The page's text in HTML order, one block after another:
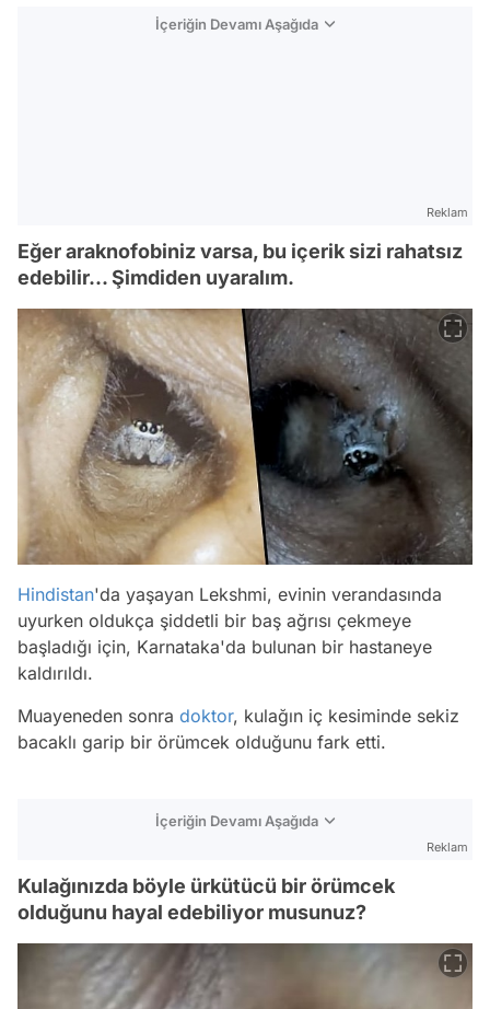
İçeriğin Devamı Aşağıda
Reklam
Eğer araknofobiniz varsa, bu içerik sizi rahatsız
edebilir... Şimdiden uyaralım.
Hindistan'da yaşayan Lekshmi, evinin verandasında
uyurken oldukça şiddetli bir baş ağrısı çekmeye
başladığı için, Karnataka'da bulunan bir hastaneye
kaldırıldı.
Muayeneden sonra doktor, kulağın iç kesiminde sekiz
bacaklı garip bir örümcek olduğunu fark etti.
İçeriğin Devamı Aşağıda
Reklam
Kulağınızda böyle ürkütücü bir örümcek
olduğunu hayal edebiliyor musunuz?